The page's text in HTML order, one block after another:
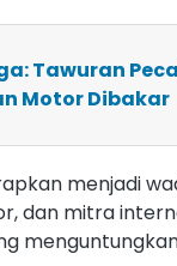
Tawuran
Motor Dibakar
menjadi
dan mitra